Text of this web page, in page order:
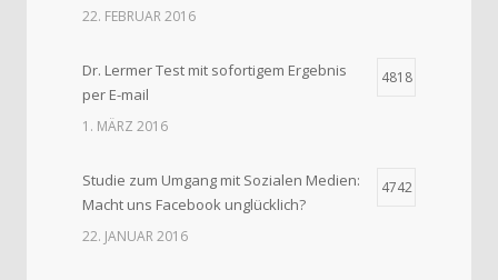
22. FEBRUAR 2016
Dr. Lermer Test mit sofortigem Ergebnis
per E-mail
4818
1. MÄRZ 2016
Studie zum Umgang mit Sozialen Medien:
Macht uns Facebook unglücklich?
4742
22. JANUAR 2016